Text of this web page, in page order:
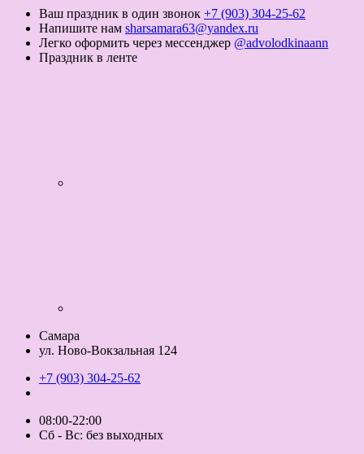
Ваш праздник в один звонок +7 (903) 304-25-62
Напишите нам sharsamara63@yandex.ru
Легко оформить через мессенджер @advolodkinaann
Праздник в ленте
Самара
ул. Ново-Вокзальная 124
+7 (903) 304-25-62
08:00-22:00
Сб - Вс: без выходных